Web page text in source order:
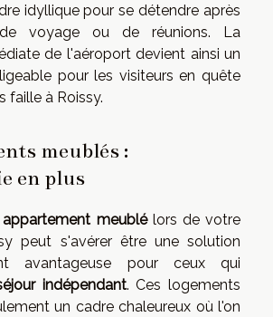
idyllique pour se détendre après
voyage ou de réunions. La
de l'aéroport devient ainsi un
pour les visiteurs en quête
faille à Roissy.
meublés :
en plus
appartement meublélors de votre
peut s'avérer être une solution
avantageuse pour ceux qui
indépendant. Ces logements
un cadre chaleureux où l'on